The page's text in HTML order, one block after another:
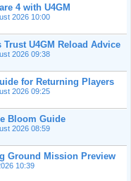
4 with U4GM
2026 10:00
U4GM Reload Advice
2026 09:38
for Returning Players
2026 09:25
Bloom Guide
2026 08:59
Ground Mission Preview
10:39